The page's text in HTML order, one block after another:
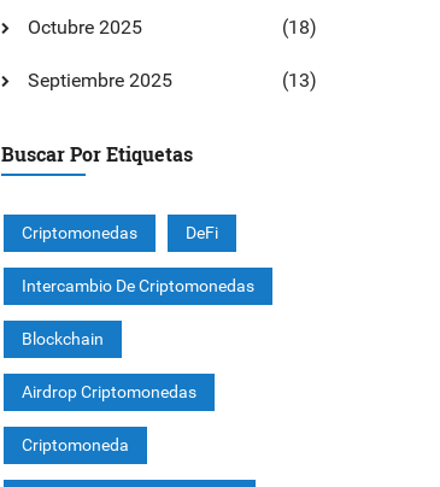
Octubre 2025 (18)
Septiembre 2025 (13)
Buscar Por Etiquetas
Criptomonedas DeFi
Intercambio De Criptomonedas
Blockchain
Airdrop Criptomonedas
Criptomoneda